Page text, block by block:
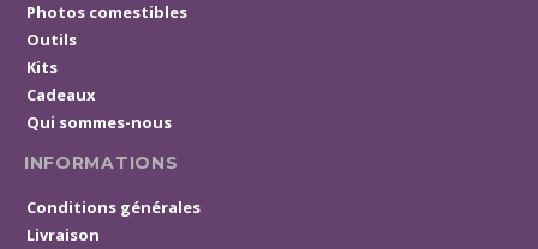
Photos comestibles
Outils
Kits
Cadeaux
Qui sommes-nous
INFORMATIONS
Conditions générales
Livraison